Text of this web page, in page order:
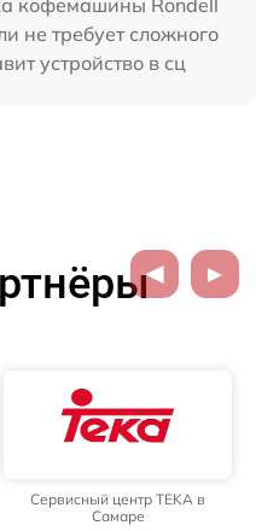
кофемашины Rondell
не требует сложного
устройство в сц
Сервисный центр TEKA в
Самаре